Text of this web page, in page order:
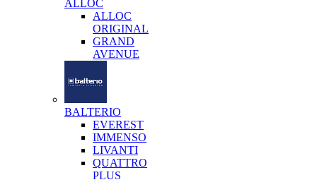
ALLOC
ALLOC
ORIGINAL
GRAND
AVENUE
BALTERIO
EVEREST
IMMENSO
LIVANTI
QUATTRO
PLUS